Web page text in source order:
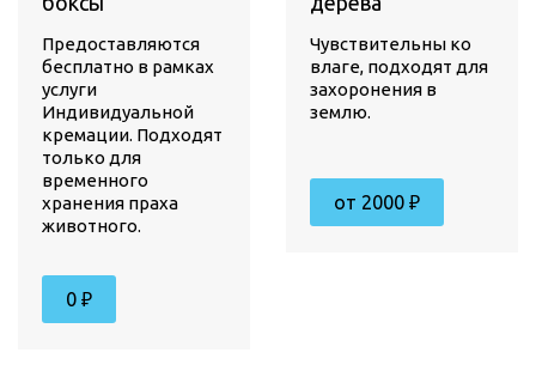
Предоставляются
бесплатно в рамках
услуги
Индивидуальной
кремации. Подходят
только для
временного
хранения праха
животного.
0 ₽
Чувствительны ко
влаге, подходят для
захоронения в
землю.
от 2000 ₽